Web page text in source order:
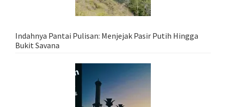
Indahnya Pantai Pulisan: Menjejak Pasir Putih Hingga
Bukit Savana